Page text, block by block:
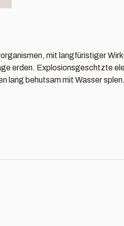
mit langfüristiger
erden. Explosionsgeschtzte
behutsam mit Wasser